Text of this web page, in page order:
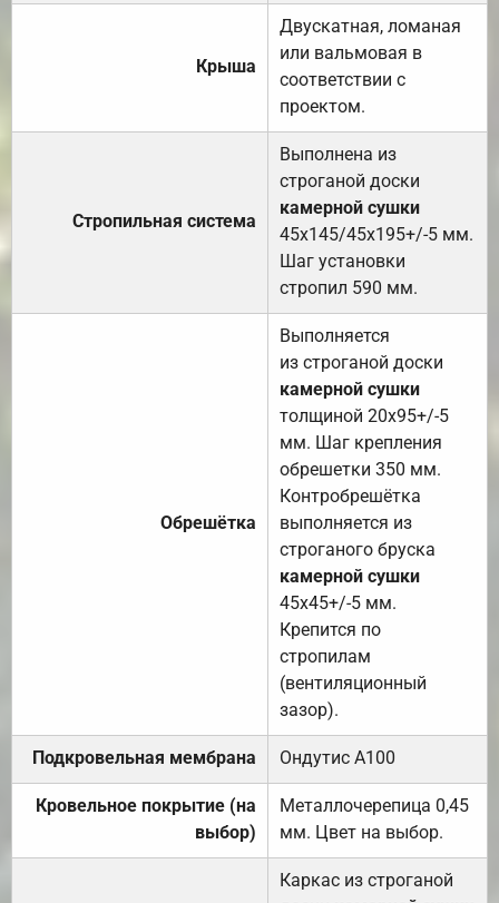
Крыша
Двускатная, ломаная
или вальмовая в
соответствии с
проектом.
Стропильная система
Выполнена из
строганой доски
камерной сушки
45х145/45х195+/-5 мм.
Шаг установки
стропил 590 мм.
Обрешётка
Выполняется
из строганой доски
камерной сушки
толщиной 20х95+/-5
мм. Шаг крепления
обрешетки 350 мм.
Контробрешётка
выполняется из
строганого бруска
камерной сушки
45х45+/-5 мм.
Крепится по
стропилам
(вентиляционный
зазор).
Подкровельная мембрана Ондутис А100
Кровельное покрытие (на
выбор)
Металлочерепица 0,45
мм. Цвет на выбор.
Каркас из строганой